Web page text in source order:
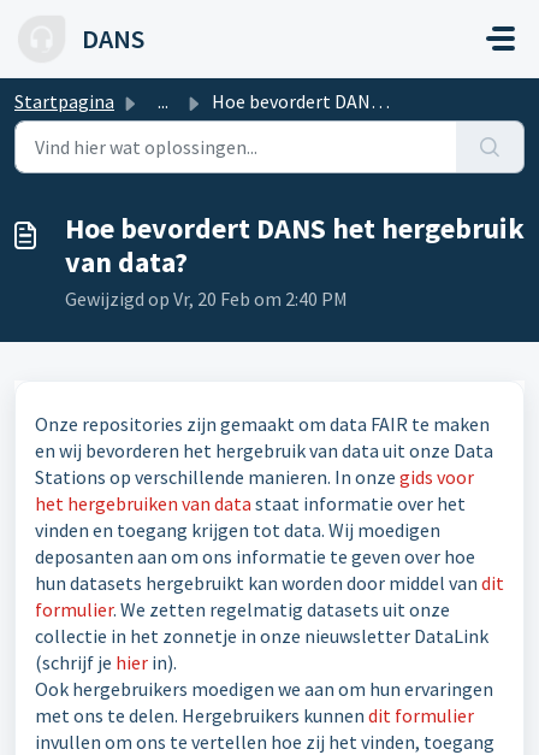
DANS
Startpagina ... Hoe bevordert DANS het hergebruik van data?
Hoe bevordert DANS het hergebruik
van data?
Gewijzigd op Vr, 20 Feb om 2:40 PM
Onze repositories zijn gemaakt om data FAIR te maken
en wij bevorderen het hergebruik van data uit onze Data
Stations op verschillende manieren. In onze gids voor
het hergebruiken van data staat informatie over het
vinden en toegang krijgen tot data. Wij moedigen
deposanten aan om ons informatie te geven over hoe
hun datasets hergebruikt kan worden door middel van dit
formulier. We zetten regelmatig datasets uit onze
collectie in het zonnetje in onze nieuwsletter DataLink
(schrijf je hier in).
Ook hergebruikers moedigen we aan om hun ervaringen
met ons te delen. Hergebruikers kunnen dit formulier
invullen om ons te vertellen hoe zij het vinden, toegang